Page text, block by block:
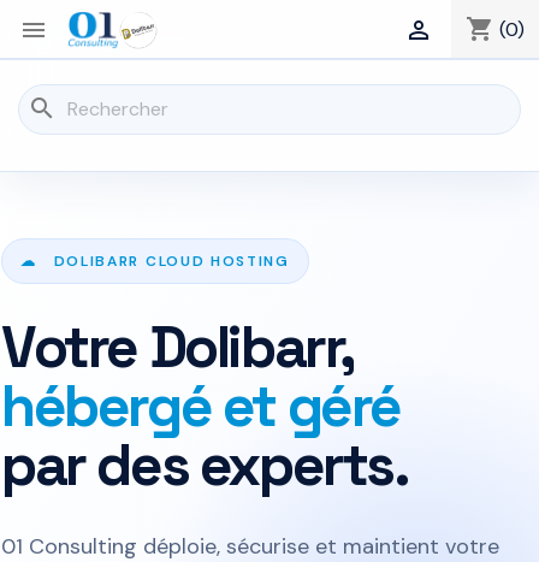
 shopping_cart (0)

search
☁ DOLIBARR CLOUD HOSTING
Votre Dolibarr,
hébergé et géré
par des experts.
01 Consulting déploie, sécurise et maintient votre